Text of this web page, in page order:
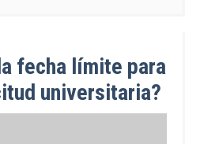
fecha límite para
universitaria?